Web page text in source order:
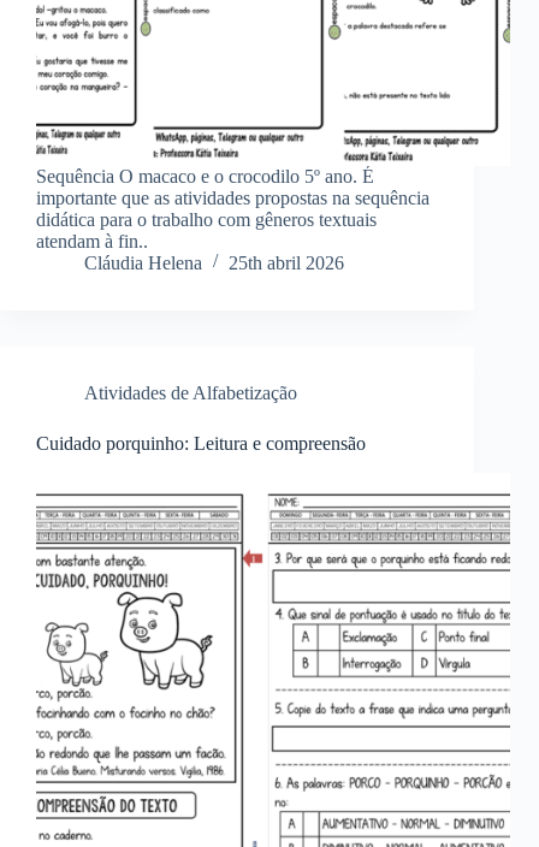
Sequência O macaco e o crocodilo 5º ano. É
importante que as atividades propostas na sequência
didática para o trabalho com gêneros textuais
atendam à fin..
Cláudia Helena
25th abril 2026
Atividades de Alfabetização
Cuidado porquinho: Leitura e compreensão